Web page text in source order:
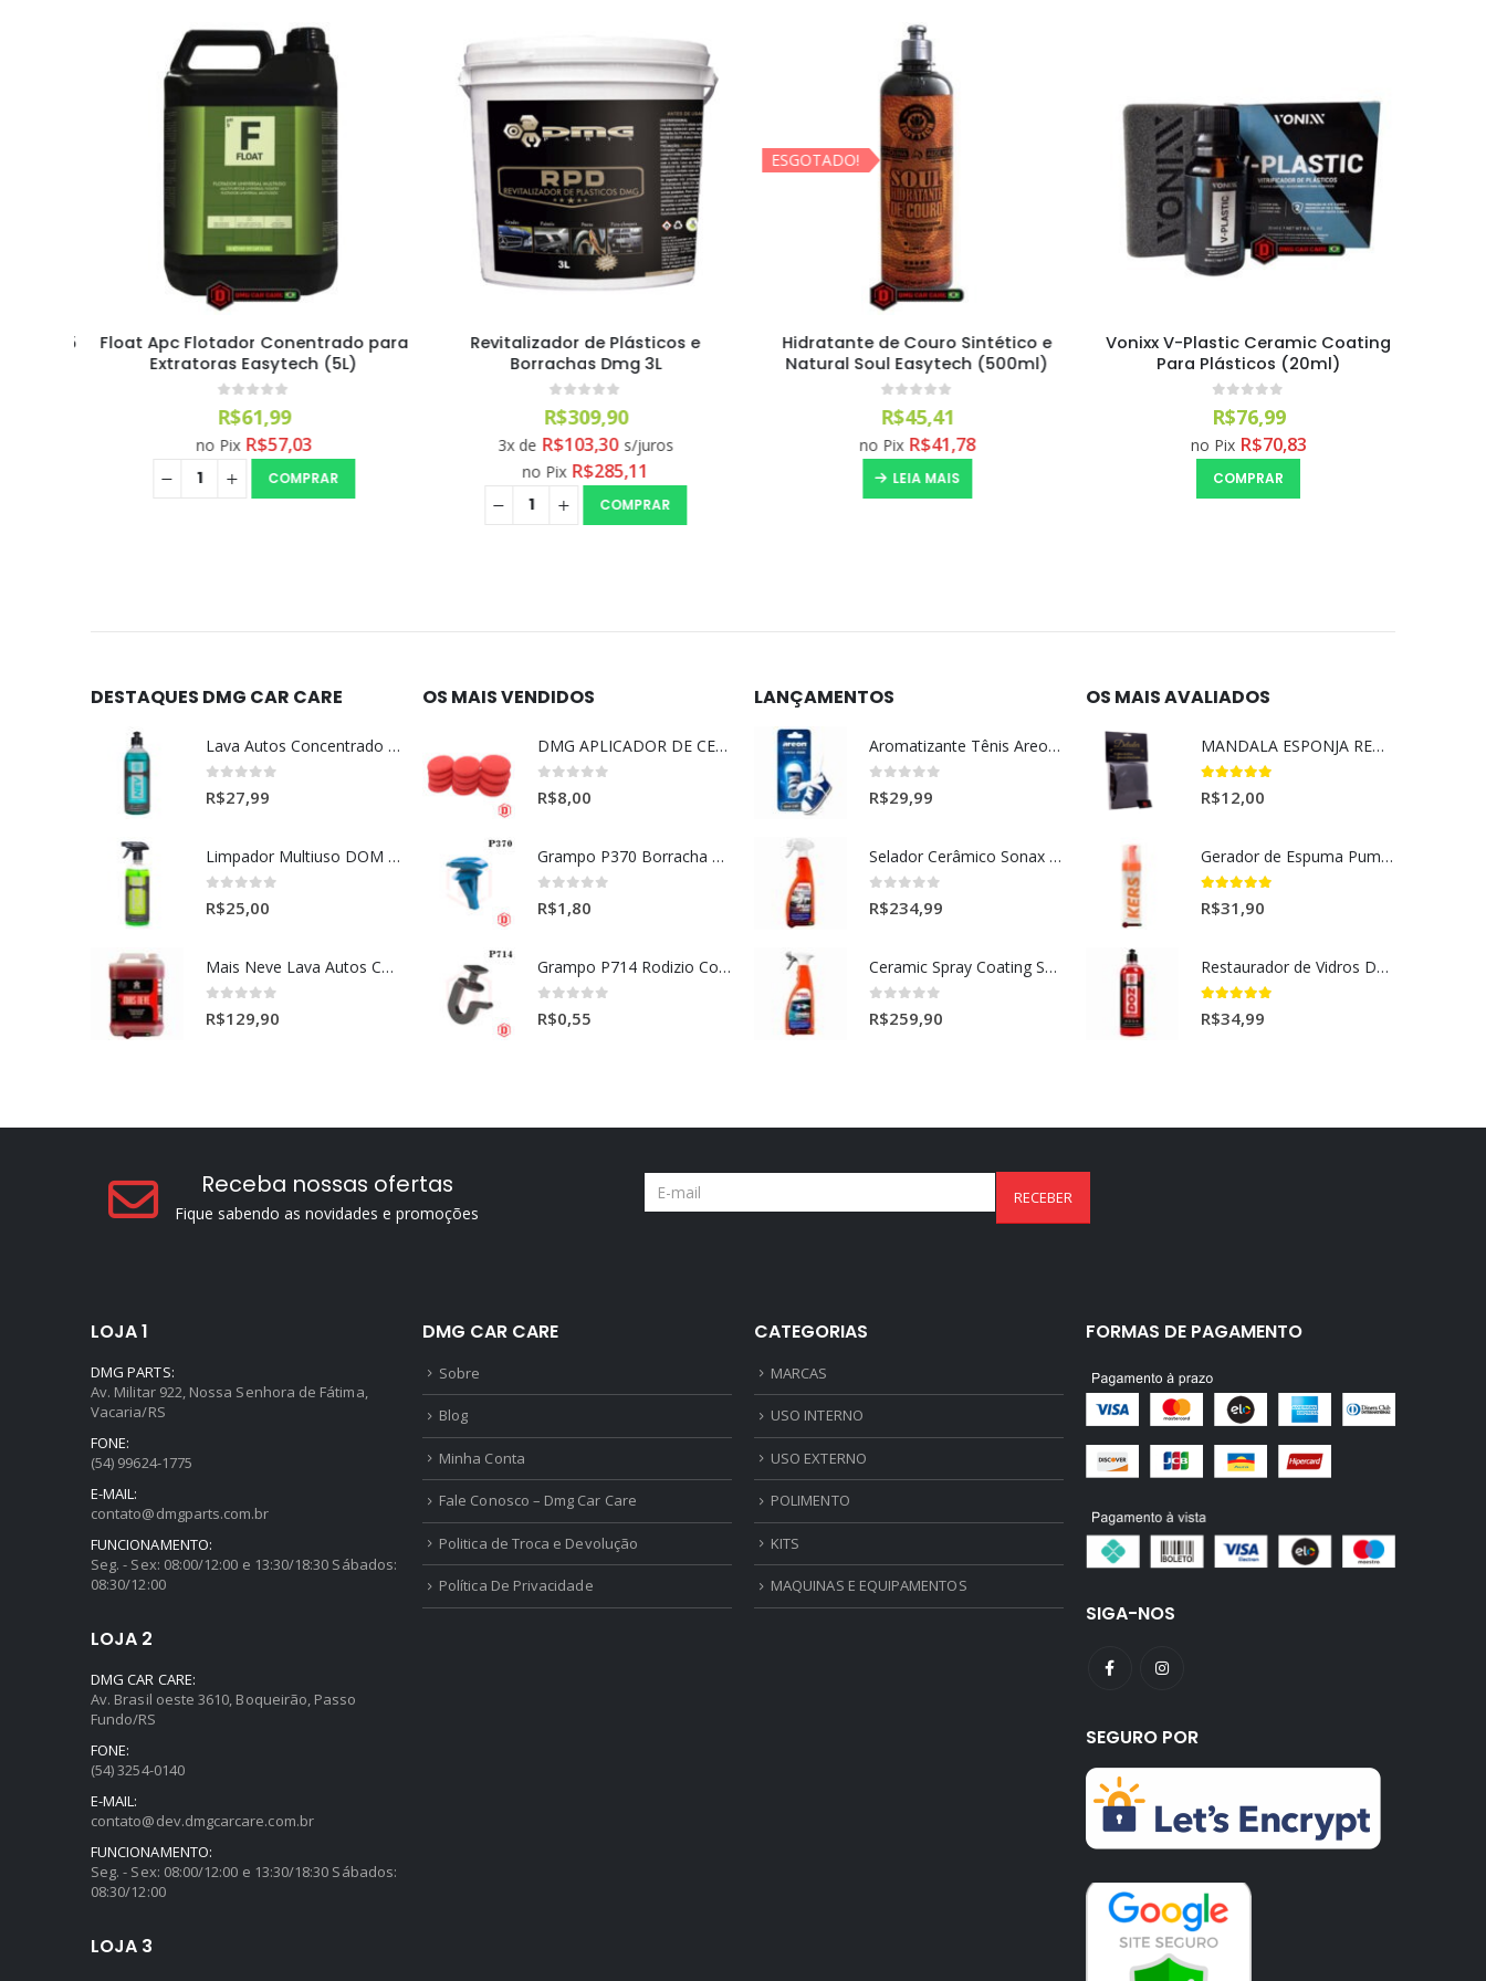
Float Apc Flotador Conentrado para
Extratoras Easytech (5L)
out of 5
R$61,99
no Pix R$57,03
COMPRAR
Revitalizador de Plásticos e
Borrachas Dmg 3L
out of 5
R$309,90
3x de R$103,30 s/juros
no Pix R$285,11
COMPRAR
ESGOTADO!
Hidratante de Couro Sintético e
Natural Soul Easytech (500ml)
out of 5
R$45,41
no Pix R$41,78
LEIA MAIS
Vonixx V-Plastic Ceramic Coating
Para Plásticos (20ml)
out of 5
R$76,99
no Pix R$70,83
COMPRAR
DESTAQUES DMG CAR CARE
Lava Autos Concentrado NEV (nevada) 1:400 (500ml)
out of 5
R$27,99
Limpador Multiuso DOM (Dominos) Dmg Pronto P/Uso (500ml)
out of 5
R$25,00
Mais Neve Lava Autos Concentrado 1:400 X-SHINE 5Litros
out of 5
R$129,90
OS MAIS VENDIDOS
DMG APLICADOR DE CERA ULTRA MACIO VERMELHO l
out of 5
R$8,00
Grampo P370 Borracha Porta (HONDA-TOYOTA)
out of 5
R$1,80
Grampo P714 Rodizio Cortina (VOLVO)
out of 5
R$0,55
LANÇAMENTOS
Aromatizante Tênis Areon Fresh Wave New Car / Carro Novo
out of 5
R$29,99
Selador Cerâmico Sonax Xtreme Ceramic Spray + Seal (750ml)
out of 5
R$234,99
Ceramic Spray Coating Sonax 750ml
out of 5
R$259,90
OS MAIS AVALIADOS
MANDALA ESPONJA REMOVEDORA DE INSETO
5.00
R$12,00
Gerador de Espuma Pump Espuma Kers (200ml)
5.00
R$31,90
Restaurador de Vidros DOZ Dmg (500ml)
5.00
R$34,99
Receba nossas ofertas
Fique sabendo as novidades e promoções
LOJA 1
DMG PARTS:
Av. Militar 922, Nossa Senhora de Fátima,
Vacaria/RS
FONE:
(54) 99624-1775
E-MAIL:
contato@dmgparts.com.br
FUNCIONAMENTO:
Seg. - Sex: 08:00/12:00 e 13:30/18:30 Sábados:
08:30/12:00
LOJA 2
DMG CAR CARE:
Av. Brasil oeste 3610, Boqueirão, Passo
Fundo/RS
FONE:
(54) 3254-0140
E-MAIL:
contato@dev.dmgcarcare.com.br
FUNCIONAMENTO:
Seg. - Sex: 08:00/12:00 e 13:30/18:30 Sábados:
08:30/12:00
LOJA 3
DMG CAR CARE
Sobre
Blog
Minha Conta
Fale Conosco – Dmg Car Care
Politica de Troca e Devolução
Política De Privacidade
CATEGORIAS
MARCAS
USO INTERNO
USO EXTERNO
POLIMENTO
KITS
MAQUINAS E EQUIPAMENTOS
FORMAS DE PAGAMENTO
SIGA-NOS
SEGURO POR